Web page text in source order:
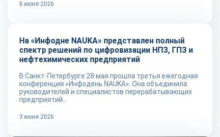
8 июня 2026
Новости
На «Инфодне NAUKA» представлен полный
спектр решений по цифровизации НПЗ, ГПЗ и
нефтехимических предприятий
В Санкт-Петербурге 28 мая прошла третья ежегодная
конференция «Инфодень NAUKA». Она объединила
руководителей и специалистов перерабатывающих
предприятий...
3 июня 2026